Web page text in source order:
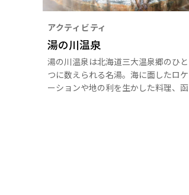
アクティビティ
湯の川温泉
湯の川温泉は北海道三大温泉郷のひと
つに数えられる名湯。海に面したロケ
ーションや地の利を生かした料理、函